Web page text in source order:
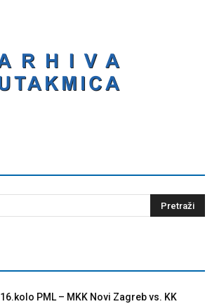
16.kolo PML – MKK Novi Zagreb vs. KK